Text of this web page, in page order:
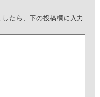
たら、下の投稿欄に入力